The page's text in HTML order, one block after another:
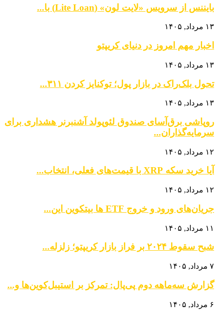
بایننس از سرویس «لایت لون» (Lite Loan) با...
۱۳ مرداد, ۱۴۰۵
اخبار مهم امروز در دنیای کریپتو
۱۳ مرداد, ۱۴۰۵
تحول بلک‌راک در بازار پول؛ توکنایز کردن ۳۱۱...
۱۳ مرداد, ۱۴۰۵
روپاشی برق‌آسای صندوق لئوپولد آشنبرنر هشداری برای
سرمایه‌گذاران...
۱۲ مرداد, ۱۴۰۵
آیا خرید سکه XRP با قیمت‌های فعلی، انتخاب...
۱۲ مرداد, ۱۴۰۵
جریان‌های ورود و خروج ETF ها بیتکوین این...
۱۱ مرداد, ۱۴۰۵
شبح سقوط ۲۰۲۴ بر فراز بازار کریپتو؛ زلزله...
۷ مرداد, ۱۴۰۵
گزارش سه‌ماهه دوم پی‌پال: تمرکز بر استیبل‌کوین‌ها و...
۶ مرداد, ۱۴۰۵